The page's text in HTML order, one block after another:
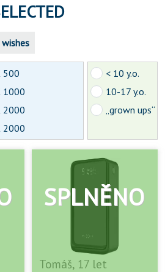
500
1000
2000
2000
< 10 y.o.
10-17 y.o.
„grown ups“
Tomáš, 17 let